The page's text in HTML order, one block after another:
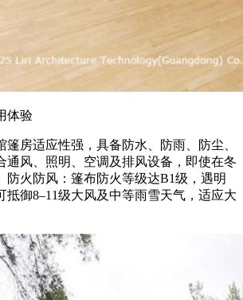
体验
篷房适应性强，具备防水、防雨、防尘、
通风、照明、空调及排风设备，即使在冬
防火防风：篷布防火等级达B1级，遇明
抵御8–11级大风及中等雨雪天气，适应大